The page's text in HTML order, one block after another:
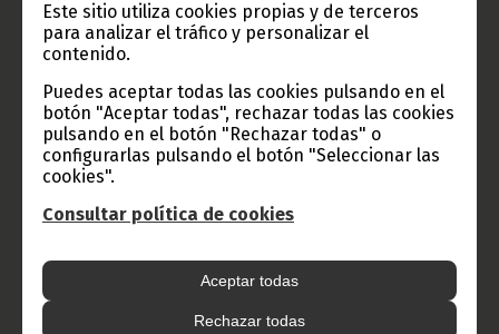
Este sitio utiliza cookies propias y de terceros
para analizar el tráfico y personalizar el
contenido.
Puedes aceptar todas las cookies pulsando en el
botón "Aceptar todas", rechazar todas las cookies
pulsando en el botón "Rechazar todas" o
configurarlas pulsando el botón "Seleccionar las
cookies".
Consultar política de cookies
Aceptar todas
Rechazar todas
Información de Guinea Ecuatorial
TVGE
Radio Nacional de Guinea
Ecuatorial
Haz click aquí para escuchar ahora